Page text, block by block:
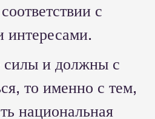
с
интересами.
и должны с
то именно с тем,
национальная